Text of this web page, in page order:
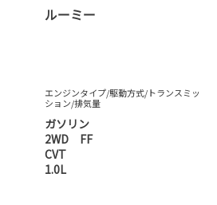
ルーミー
エンジンタイプ/駆動方式/トランスミッ
ション/排気量
ガソリン
2WD FF
CVT
1.0L